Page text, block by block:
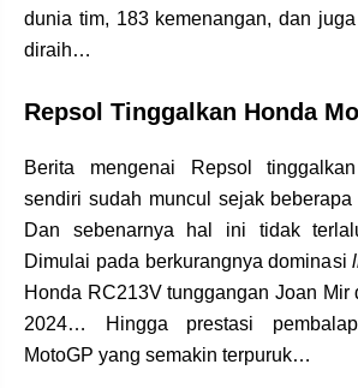
dunia tim, 183 kemenangan, dan
diraih…
Repsol Tinggalkan Honda
Berita mengenai Repsol
sendiri sudah muncul sejak
Dan sebenarnya hal ini tidak
Dimulai pada berkurangnya dominasi
Honda RC213V tunggangan Joan Mir
2024… Hingga prestasi
MotoGP yang semakin terpuruk…